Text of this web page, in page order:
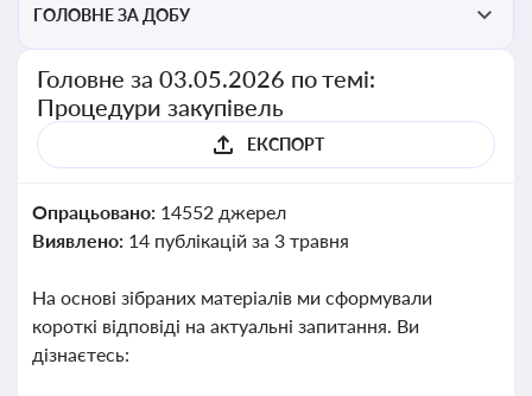
ГОЛОВНЕ ЗА ДОБУ
Головне за 03.05.2026 по темі:
Процедури закупівель
ЕКСПОРТ
Опрацьовано: 14552 джерел
Виявлено: 14 публікацій за 3 травня
На основі зібраних матеріалів ми сформували
короткі відповіді на актуальні запитання. Ви
дізнаєтесь: